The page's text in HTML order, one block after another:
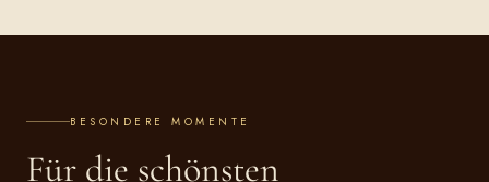
BESONDERE MOMENTE
Für die schönsten